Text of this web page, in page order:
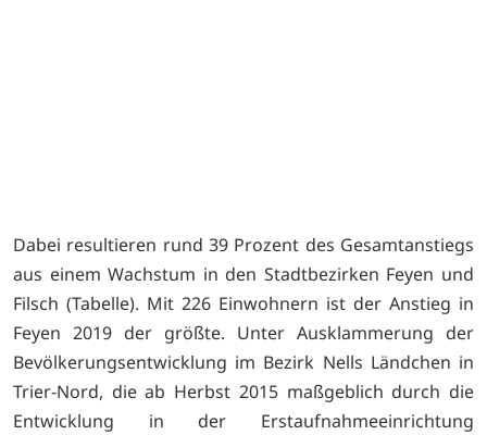
Dabei resultieren rund 39 Prozent des Gesamtanstiegs
aus einem Wachstum in den Stadtbezirken Feyen und
Filsch (Tabelle). Mit 226 Einwohnern ist der Anstieg in
Feyen 2019 der größte. Unter Ausklammerung der
Bevölkerungsentwicklung im Bezirk Nells Ländchen in
Trier-Nord, die ab Herbst 2015 maßgeblich durch die
Entwicklung in der Erstaufnahmeeinrichtung